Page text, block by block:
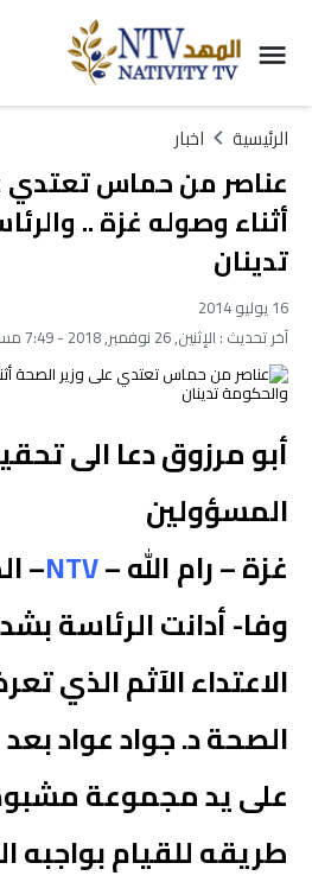
الرئيسية اخبار
عناصر من حماس تعتدي
أثناء وصوله غزة ..
تدينان
16 يوليو 2014
آخر تحديث : الإثنين, 26 نوفمبر, 2018 - 7:49 مساءً
أبو مرزوق دعا الى
المسؤولين
غزة – رام الله –NTV
–
وفا- أدانت الرئاسة
الاعتداء الآثم الذي
الصحة د. جواد عواد
على يد مجموعة
طريقه للقيام بواجبه